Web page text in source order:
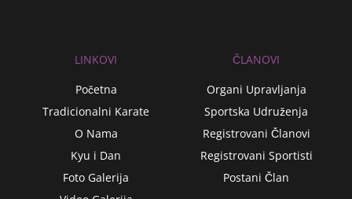
r
a
m
e
LINKOVI
Početna
Tradicionalni Karate
O Nama
Kyu i Dan
Foto Galerija
ČLANOVI
Organi Upravljanja
Sportska Udruženja
Registrovani Članovi
Registrovani Sportisti
Postani Član